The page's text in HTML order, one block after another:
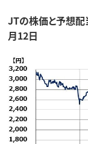
JTの株価と予想
月12日